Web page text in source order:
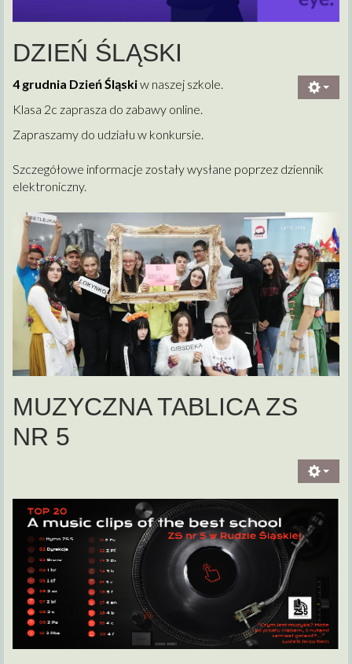
DZIEŃ ŚLĄSKI
4 grudnia Dzień Śląskiw naszej szkole.
Klasa 2c zaprasza do zabawy online.
Zapraszamy do udziału w konkursie.
Szczegółowe informacje zostały wysłane poprzez dziennik
elektroniczny.
MUZYCZNA TABLICA ZS
NR 5